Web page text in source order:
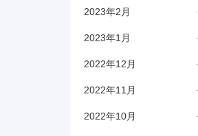
2023年2月
2023年1月
2022年12月
2022年11月
2022年10月